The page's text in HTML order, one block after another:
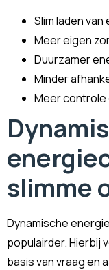
Slim laden
Meer eigen
Duurzamer
Minder
Meer
slimme
Dynamische
populairder. Hierbij
basis van vraag en